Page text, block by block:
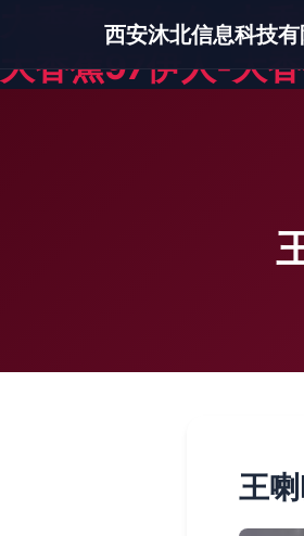
大香蕉91久久-大
大香蕉97伊人-大
西安沐北信息科技有
王